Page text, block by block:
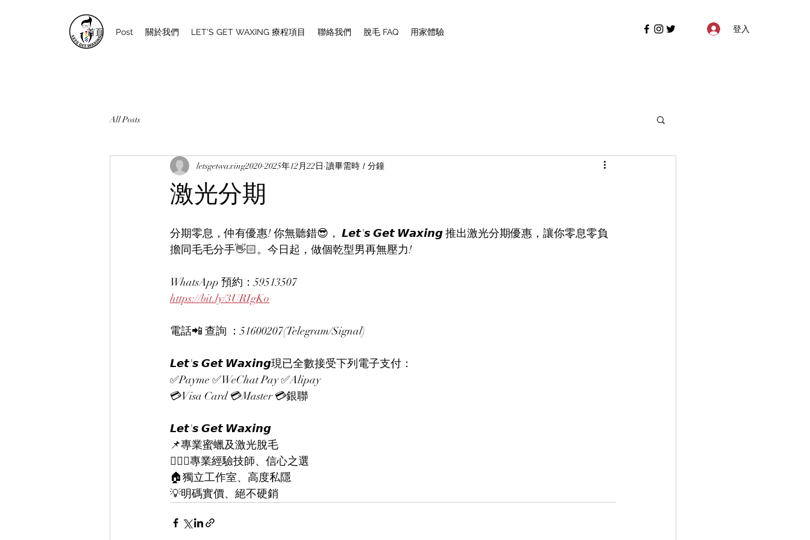
首頁 Post 關於我們 LET'S GET WAXING 療程項目 聯絡我們 脫毛 FAQ 用家體驗 登入
All Posts
激光分期
letsgetwaxing2020 2025年12月22日 讀畢需時 1 分鐘
分期零息，仲有優惠! 你無聽錯😎， 𝙇𝙚𝙩'𝙨 𝙂𝙚𝙩 𝙒𝙖𝙭𝙞𝙣𝙜 推出激光分期優惠，讓你零息零負
擔同毛毛分手👋🏻。今日起，做個乾型男再無壓力!
WhatsApp 預約：59513507
https://bit.ly/3URIgKo
電話📲 查詢 ：51600207(Telegram/Signal)
𝙇𝙚𝙩'𝙨 𝙂𝙚𝙩 𝙒𝙖𝙭𝙞𝙣𝙜現已全數接受下列電子支付：
✅Payme ✅WeChat Pay ✅Alipay
💳Visa Card 💳Master 💳銀聯
𝙇𝙚𝙩'𝙨 𝙂𝙚𝙩 𝙒𝙖𝙭𝙞𝙣𝙜
📌專業蜜蠟及激光脫毛
👨🏻‍⚕專業經驗技師、信心之選
🏠獨立工作室、高度私隱
💡明碼實價、絕不硬銷